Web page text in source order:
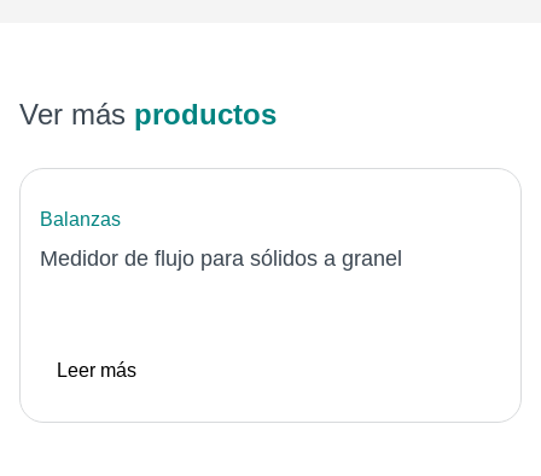
Ver más productos
Balanzas
Medidor de flujo para sólidos a granel
Leer más